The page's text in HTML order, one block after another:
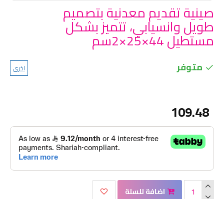
صينية تقديم معدنية بتصميم
طويل وانسيابي، تتميز بشكل
مستطيل 44×25×2سم
متوفر اخرى
109.48
اضافة للسلة